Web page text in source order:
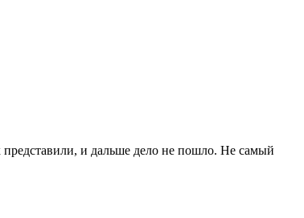
и дальше дело не пошло. Не самый